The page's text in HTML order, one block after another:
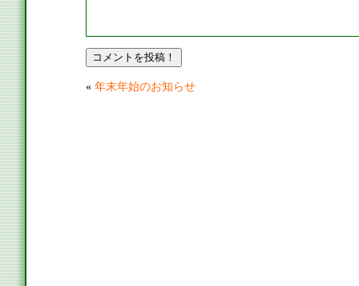
« 年末年始のお知らせ